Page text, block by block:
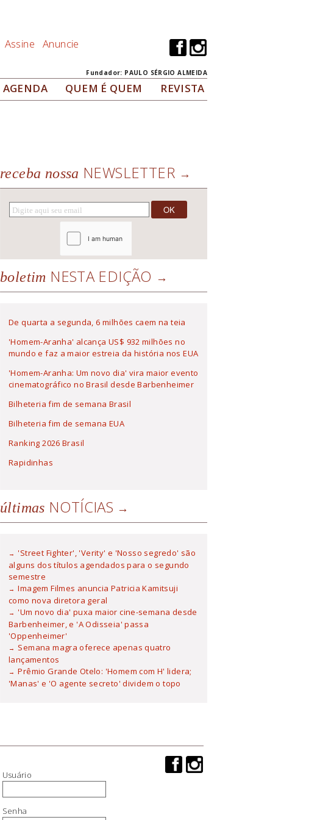
Assine Anuncie
Fundador: PAULO SÉRGIO ALMEIDA
AGENDA QUEM É QUEM REVISTA
receba nossa NEWSLETTER
boletim NESTA EDIÇÃO
De quarta a segunda, 6 milhões caem na teia
'Homem-Aranha' alcança US$ 932 milhões no
mundo e faz a maior estreia da história nos EUA
'Homem-Aranha: Um novo dia' vira maior evento
cinematográfico no Brasil desde Barbenheimer
Bilheteria fim de semana Brasil
Bilheteria fim de semana EUA
Ranking 2026 Brasil
Rapidinhas
últimas NOTÍCIAS
'Street Fighter', 'Verity' e 'Nosso segredo' são
alguns dos títulos agendados para o segundo
semestre
Imagem Filmes anuncia Patricia Kamitsuji
como nova diretora geral
'Um novo dia' puxa maior cine-semana desde
Barbenheimer, e 'A Odisseia' passa
'Oppenheimer'
Semana magra oferece apenas quatro
lançamentos
Prêmio Grande Otelo: 'Homem com H' lidera;
'Manas' e 'O agente secreto' dividem o topo
Usuário
Senha